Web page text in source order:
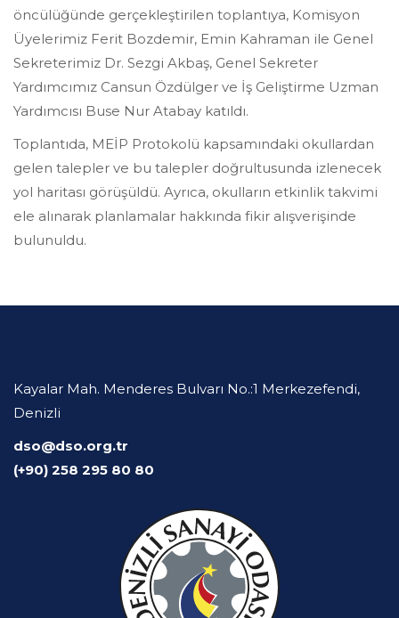
öncülüğünde gerçekleştirilen toplantıya, Komisyon
Üyelerimiz Ferit Bozdemir, Emin Kahraman ile Genel
Sekreterimiz Dr. Sezgi Akbaş, Genel Sekreter
Yardımcımız Cansun Özdülger ve İş Geliştirme Uzman
Yardımcısı Buse Nur Atabay katıldı.
Toplantıda, MEİP Protokolü kapsamındaki okullardan
gelen talepler ve bu talepler doğrultusunda izlenecek
yol haritası görüşüldü. Ayrıca, okulların etkinlik takvimi
ele alınarak planlamalar hakkında fikir alışverişinde
bulunuldu.
Kayalar Mah. Menderes Bulvarı No.:1 Merkezefendi,
Denizli
dso@dso.org.tr
(+90) 258 295 80 80